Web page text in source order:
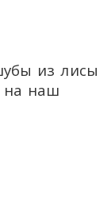
из лисы
на наш